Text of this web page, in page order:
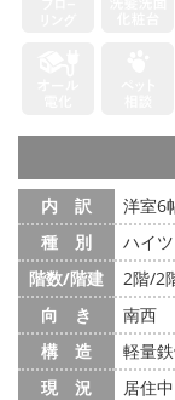
内 訳
洋室6
種 別
ハイツ
階数/階建
2階/2
向 き
南西
構 造
軽量
現 況
居住中